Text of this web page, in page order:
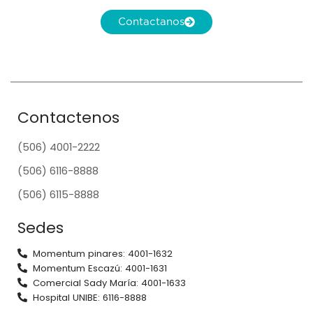
Contactanos
Contactenos
(506) 4001-2222
(506) 6116-8888
(506) 6115-8888
Sedes
Momentum pinares: 4001-1632
Momentum Escazú: 4001-1631
Comercial Sady María: 4001-1633
Hospital UNIBE: 6116-8888